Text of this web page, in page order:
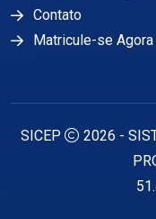
Contato
Matricule-se Agora
SICEP
2026 -